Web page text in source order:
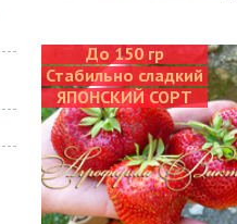
До 150 гр
Стабильно сладкий
ЯПОНСКИЙ СОРТ